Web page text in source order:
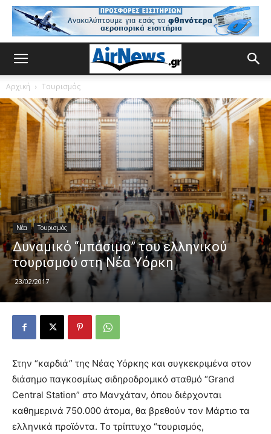
Αρχική Τουρισμός
Νέα Τουρισμός
Δυναμικό “μπάσιμο” του ελληνικού
τουρισμού στη Νέα Υόρκη
23/02/2017
Στην “καρδιά” της Νέας Υόρκης και συγκεκριμένα στον
διάσημο παγκοσμίως σιδηροδρομικό σταθμό “Grand
Central Station” στο Μανχάταν, όπου διέρχονται
καθημερινά 750.000 άτομα, θα βρεθούν τον Μάρτιο τα
ελληνικά προϊόντα. Το τρίπτυχο “τουρισμός,